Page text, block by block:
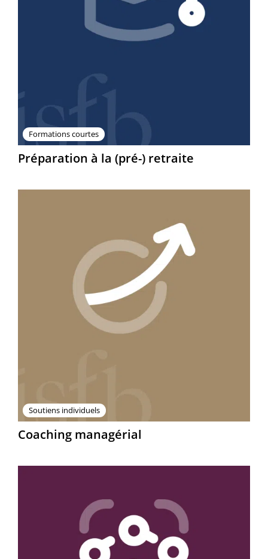
Formations courtes
Préparation à la (pré-) retraite
Soutiens individuels
Coaching managérial